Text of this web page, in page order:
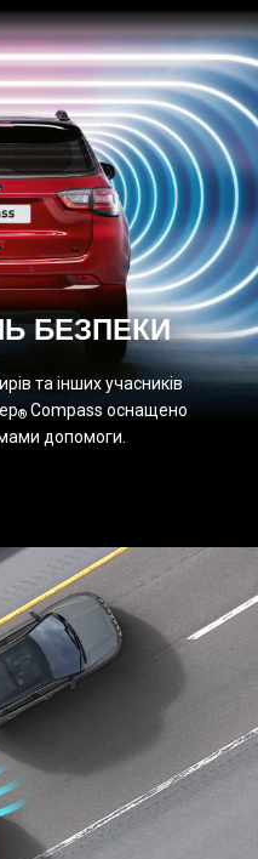
БЕЗПЕКИ
та інших учасників
® Compass оснащено
допомоги.